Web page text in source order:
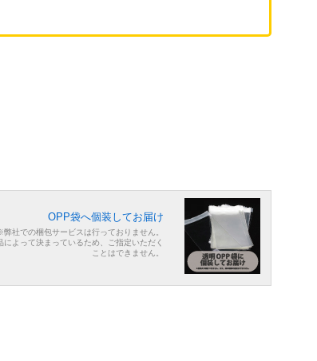
OPP袋へ個装してお届け
弊社での梱包サービスは行っておりません。
よって決まっているため、ご指定いただく
ことはできません。